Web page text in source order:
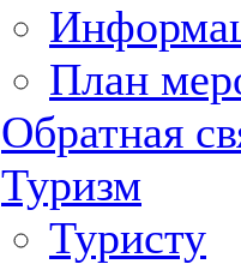
План
Обратная
Туризм
Туристу